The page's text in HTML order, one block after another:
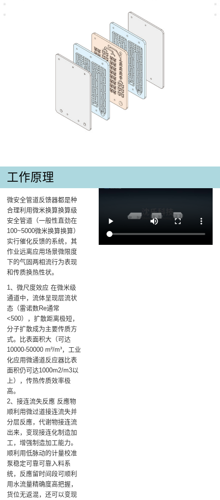
工作原理
微安全管道反馈器都是种
合理利用微米换算换算级
安全管道（一般性直劲在
100~5000微米换算换算）
实行催化反馈的系统，其
作业远离应用场景微限度
下的气固两相流行为表现
和传质换热性状。
1、微尺度效应 在微米级
通道中，流体呈现层流状
态（雷诺数Re通常
<500），扩散距离极短，
分子扩散成为主要传质方
式。比表面积大（可达
10000-50000 m²/m³，工业
化应用微通道反应器比表
面积仍可达1000m2/m3以
上），传热传质效率极
高。
2、接连流失反應 反應物
顺利用微过道接连流失并
分层反應，代谢物接连流
出来，变现接连化制造加
工，增强制造加工能力。
顺利用低脉动的计量校准
泵稳定可靠可靠入料系
统，反應留时间段可顺利
用水流量精确度高把握，
货位无返混，还可以变现